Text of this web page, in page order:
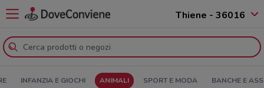
Thiene - 36016
INFANZIA E GIOCHI ANIMALI SPORT E MODA BANCHE E